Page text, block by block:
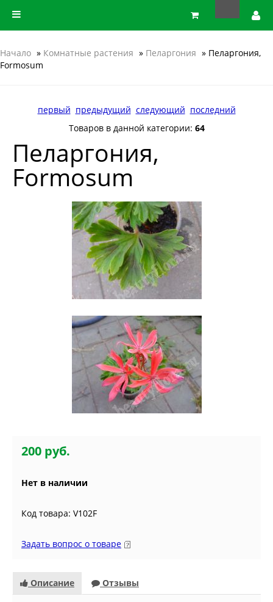
Начало » Комнатные растения » Пеларгония » Пеларгония,
Formosum
первый предыдущий следующий последний
Товаров в данной категории: 64
Пеларгония,
Formosum
200 руб.
Нет в наличии
Код товара: V102F
Задать вопрос о товаре
Описание Отзывы